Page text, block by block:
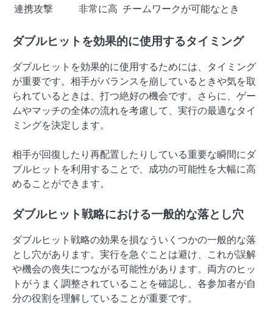
連携攻撃
非常に高 チームワークが可能なとき
ダブルヒットを効果的に使用するタイミング
ダブルヒットを効果的に使用するためには、タイミング
が重要です。相手がバランスを崩しているときや気を取
られているときは、打つ絶好の機会です。さらに、ゲー
ムやマッチの全体の流れを考慮して、実行の最適なタイ
ミングを決定します。
相手が回復したり再配置したりしている重要な瞬間にダ
ブルヒットを利用することで、成功の可能性を大幅に高
めることができます。
ダブルヒット戦略における一般的な落とし穴
ダブルヒット戦略の効果を損なういくつかの一般的な落
とし穴があります。実行を急ぐことは避け、これが誤解
や機会の喪失につながる可能性があります。両方のヒッ
トがうまく調整されていることを確認し、各参加者が自
分の役割を理解していることが重要です。